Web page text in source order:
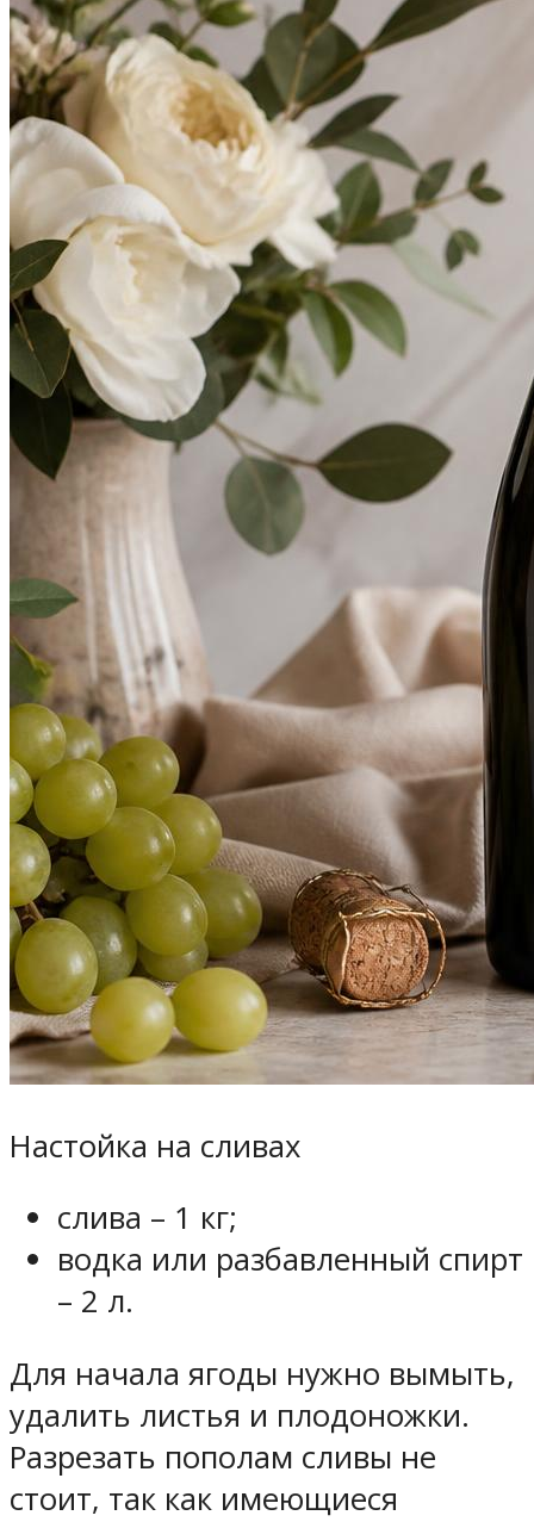
Настойка на сливах
слива – 1 кг;
водка или разбавленный спирт
– 2 л.
Для начала ягоды нужно вымыть,
удалить листья и плодоножки.
Разрезать пополам сливы не
стоит, так как имеющиеся